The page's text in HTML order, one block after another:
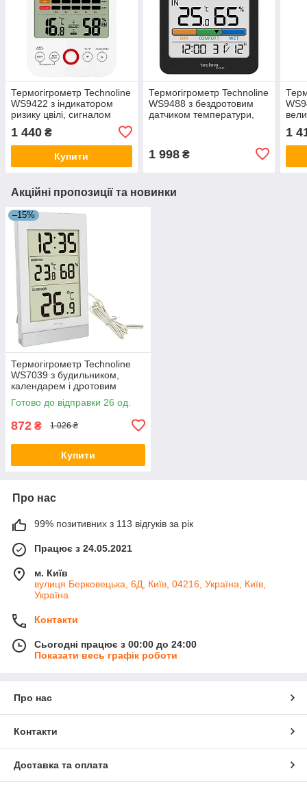
Термогігрометр Technoline
WS9422 з індикатором
ризику цвілі, сигналом
вологості та точкою роси,
білий
1 440 ₴
Купити
Термогігрометр Technoline
WS9488 з бездротовим
датчиком температури,
1 998₴
1
Акційні пропозиції та новинки
–15%
Термогігрометр Technoline
WS7039 з будильником,
календарем і дротовим
сенсором 140 см, білий
Готово до відправки 26 од.
872 ₴ 1 026 ₴
Купити
Про нас
99% позитивних з 113 відгуків за рік
Працює з 24.05.2021
м. Київ
вулиця Берковецька, 6Д, Київ, 04216, Україна, Київ,
Україна
Контакти
Сьогодні працює з 00:00 до 24:00
Показати весь графік роботи
Про нас
Контакти
Доставка та оплата